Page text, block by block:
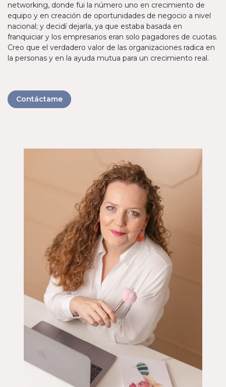
networking, donde fui la número uno en crecimiento de
equipo y en creación de oportunidades de negocio a nivel
nacional; y decidí dejarla, ya que estaba basada en
franquiciar y los empresarios eran solo pagadores de cuotas.
Creo que el verdadero valor de las organizaciones radica en
la personas y en la ayuda mutua para un crecimiento real.
Contáctame